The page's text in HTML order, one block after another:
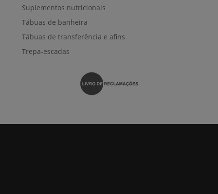
Suplementos nutricionais
Tábuas de banheira
Tábuas de transferência e afins
Trepa-escadas